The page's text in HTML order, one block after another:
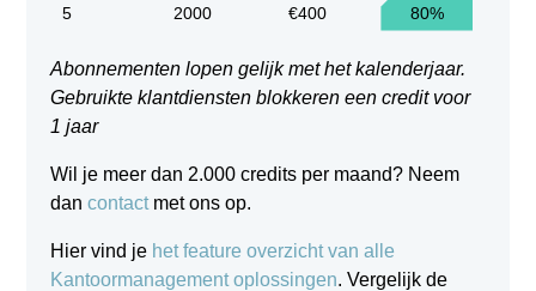
5 2000 €400 80%
Abonnementen lopen gelijk met het kalenderjaar.
Gebruikte klantdiensten blokkeren een credit voor
1 jaar
Wil je meer dan 2.000 credits per maand? Neem
dancontactmet ons op.
Hier vind je het feature overzicht van alle
Kantoormanagement oplossingen. Vergelijk de